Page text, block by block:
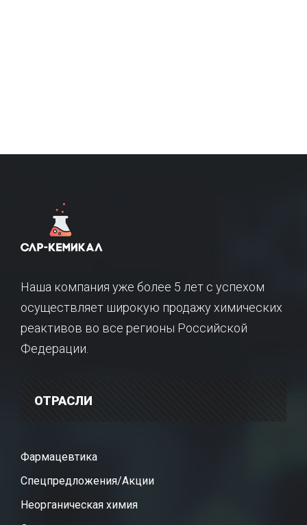
Наша компания уже более 5 лет с успехом
осуществляет широкую продажу химических
реактивов во все регионы Российской
Федерации.
ОТРАСЛИ
Фармацевтика
Спецпредложения/Акции
Неорганическая химия